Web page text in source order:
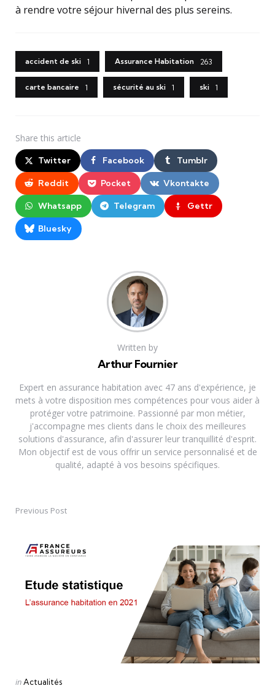
à rendre votre séjour hivernal des plus sereins.
accident de ski 1 Assurance Habitation 263
carte bancaire 1 sécurité au ski 1 ski 1
Share this article
Twitter Facebook Tumblr
Reddit Pocket Vkontakte
Whatsapp Telegram Gettr
Bluesky
Written by
Arthur Fournier
Expert en assurance habitation avec 47 ans d'expérience, je
mets à votre disposition mes compétences pour vous aider à
protéger votre patrimoine. Passionné par mon métier,
j'accompagne mes clients dans le choix des meilleures
solutions d'assurance, afin d'assurer leur tranquillité d'esprit.
Mon objectif est de vous offrir un service personnalisé et de
qualité, adapté à vos besoins spécifiques.
Post
navigation
Previous Post
Posted
inActualités